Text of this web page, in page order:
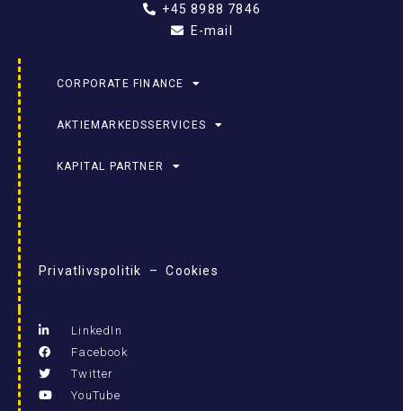
+45 8988 7846
E-mail
CORPORATE FINANCE
AKTIEMARKEDSSERVICES
KAPITAL PARTNER
Privatlivspolitik – Cookies
LinkedIn
Facebook
Twitter
YouTube